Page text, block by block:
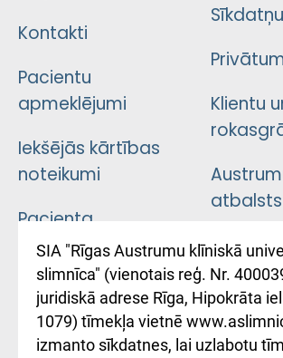
Kontakti
Pacientu
apmeklējumi
Iekšējās kārtības
noteikumi
Pacienta
atsauksmju/sūdzību
iesniegšanas
kārtība
Kā pie mums nokļūt
Klientu
atbalsts
лікарні
SIA "Rīgas Austrumu klīniskā
slimnīca" (vienotais reģ. Nr.
juridiskā adrese Rīga, Hipokrāta
1079) tīmekļa vietnē
izmanto sīkdatnes, lai uzlabotu